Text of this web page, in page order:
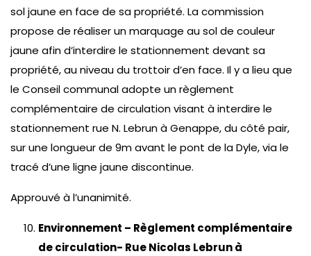
sol jaune en face de sa propriété. La commission
propose de réaliser un marquage au sol de couleur
jaune afin d’interdire le stationnement devant sa
propriété, au niveau du trottoir d’en face. Il y a lieu que
le Conseil communal adopte un règlement
complémentaire de circulation visant à interdire le
stationnement rue N. Lebrun à Genappe, du côté pair,
sur une longueur de 9m avant le pont de la Dyle, via le
tracé d’une ligne jaune discontinue.
Approuvé à l’unanimité.
Environnement – Règlement complémentaire
de circulation- Rue Nicolas Lebrun à